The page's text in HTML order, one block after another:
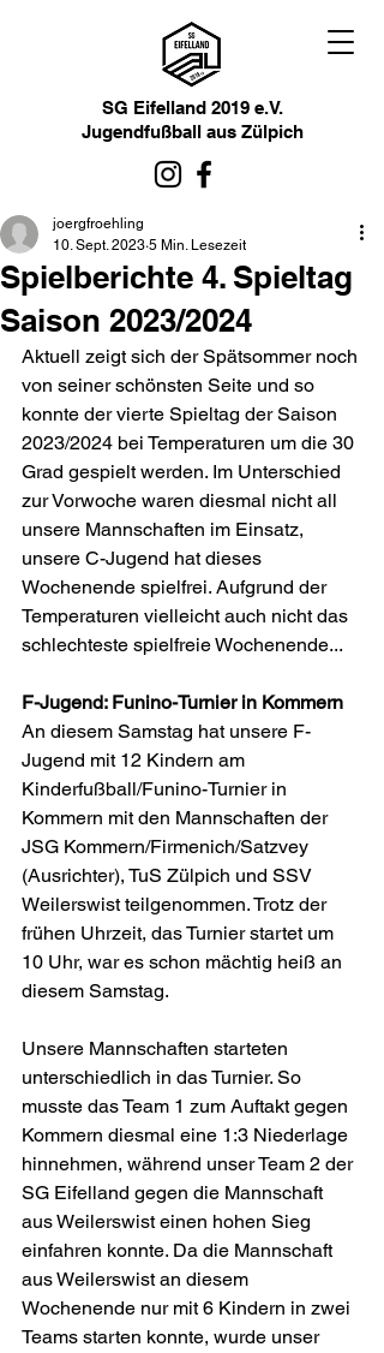
SG Eifelland 2019 e.V.
Jugendfußball aus Zülpich
Spielberichte 4. Spieltag
Saison 2023/2024
joergfroehling
10. Sept. 2023 5 Min. Lesezeit
Aktuell zeigt sich der Spätsommer noch
von seiner schönsten Seite und so
konnte der vierte Spieltag der Saison
2023/2024 bei Temperaturen um die 30
Grad gespielt werden. Im Unterschied
zur Vorwoche waren diesmal nicht all
unsere Mannschaften im Einsatz,
unsere C-Jugend hat dieses
Wochenende spielfrei. Aufgrund der
Temperaturen vielleicht auch nicht das
schlechteste spielfreie Wochenende...
F-Jugend: Funino-Turnier in Kommern
An diesem Samstag hat unsere F-
Jugend mit 12 Kindern am
Kinderfußball/Funino-Turnier in
Kommern mit den Mannschaften der
JSG Kommern/Firmenich/Satzvey
(Ausrichter), TuS Zülpich und SSV
Weilerswist teilgenommen. Trotz der
frühen Uhrzeit, das Turnier startet um
10 Uhr, war es schon mächtig heiß an
diesem Samstag.
Unsere Mannschaften starteten
unterschiedlich in das Turnier. So
musste das Team 1 zum Auftakt gegen
Kommern diesmal eine 1:3 Niederlage
hinnehmen, während unser Team 2 der
SG Eifelland gegen die Mannschaft
aus Weilerswist einen hohen Sieg
einfahren konnte. Da die Mannschaft
aus Weilerswist an diesem
Wochenende nur mit 6 Kindern in zwei
Teams starten konnte, wurde unser